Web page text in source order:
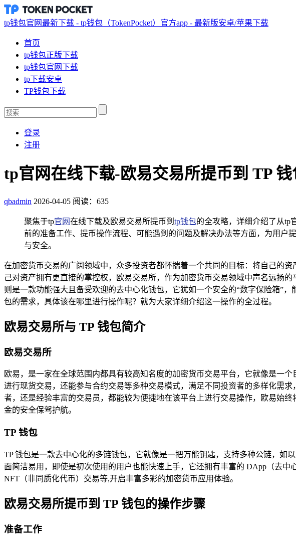
tp钱包官网最新下载 - tp钱包（TokenPocket）官方app - 最新版安卓/苹果下载
首页
tp钱包正版下载
tp钱包官网下载
tp下载安卓
TP钱包下载
登录
注册
tp官网在线下载-欧易交易所提币到 TP
qbadmin 2026-04-05 阅读：635
聚焦于tp官网在线下载及欧易交易所提币到 tp钱包的全攻略，详细介绍了从tp
前的准备工作、提币操作流程、可能遇到的问题及解决办法等方面，为用户
与安全。
在加密货币交易的广阔领域中，众多投资者都怀揣着一个共同的目标：将自己的资
己对资产拥有更直接的掌控权，欧易交易所，作为加密货币交易领域中声名远扬
则是一款功能强大且备受欢迎的去中心化钱包，它犹如一个安全的“数字保险箱”
包的需求，具体该在哪里进行操作呢？就为大家详细介绍这一操作的全过程。
欧易交易所与 TP 钱包简介
欧易交易所
欧易，是一家在全球范围内都具有较高知名度的加密货币交易平台，它就像是一
进行现货交易，还能参与合约交易等多种交易模式，满足不同投资者的多样化需
者，还是经验丰富的交易员，都能较为便捷地在该平台上进行交易操作，欧易始
金的安全保驾护航。
TP 钱包
TP 钱包是一款去中心化的多链钱包，它就像是一把万能钥匙，支持多种公链，如
面简洁易用，即使是初次使用的用户也能快速上手，它还拥有丰富的 DApp（去
NFT（非同质化代币）交易等,开启丰富多彩的加密货币应用体验。
欧易交易所提币到 TP 钱包的操作步骤
准备工作